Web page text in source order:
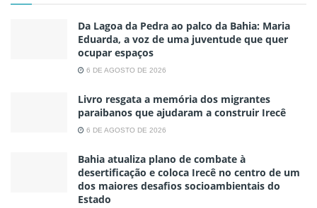
Da Lagoa da Pedra ao palco da Bahia: Maria
Eduarda, a voz de uma juventude que quer
ocupar espaços
6 DE AGOSTO DE 2026
Livro resgata a memória dos migrantes
paraibanos que ajudaram a construir Irecê
6 DE AGOSTO DE 2026
Bahia atualiza plano de combate à
desertificação e coloca Irecê no centro de um
dos maiores desafios socioambientais do
Estado